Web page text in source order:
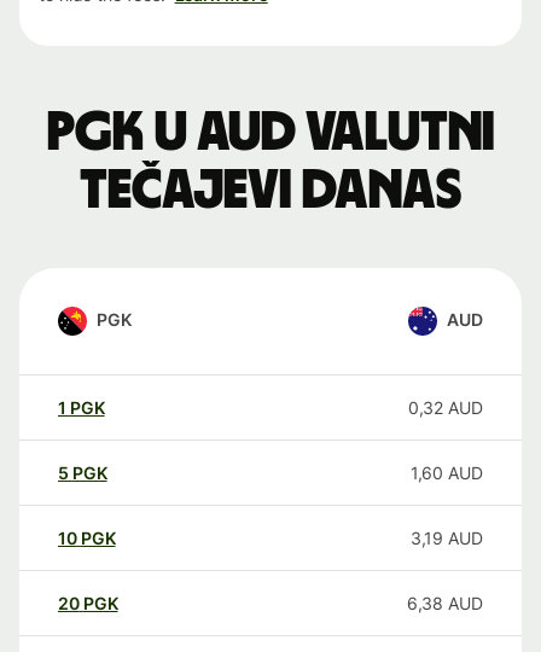
PGK u AUD valutni
tečajevi danas
PGK AUD
1 PGK 0,32 AUD
5 PGK 1,60 AUD
10 PGK 3,19 AUD
20 PGK 6,38 AUD